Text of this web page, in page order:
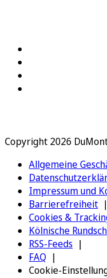
Copyright 2026
Allgemeine
Impressum und
Barrierefreiheit
Cookies &
Kölnische
RSS-Feeds
FAQ
Cookie-